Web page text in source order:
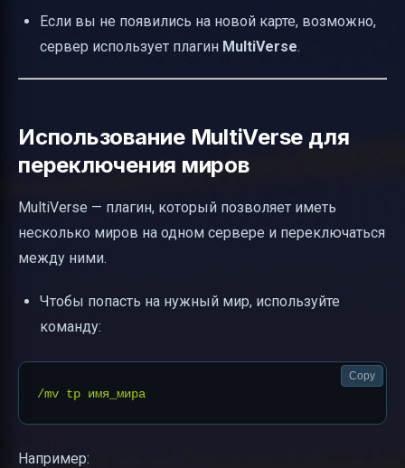
Если вы не появились на новой карте, возможно,
сервер использует плагин MultiVerse.
Использование MultiVerse для
переключения миров
MultiVerse — плагин, который позволяет иметь
несколько миров на одном сервере и переключаться
между ними.
Чтобы попасть на нужный мир, используйте
команду:
Copy
Например: